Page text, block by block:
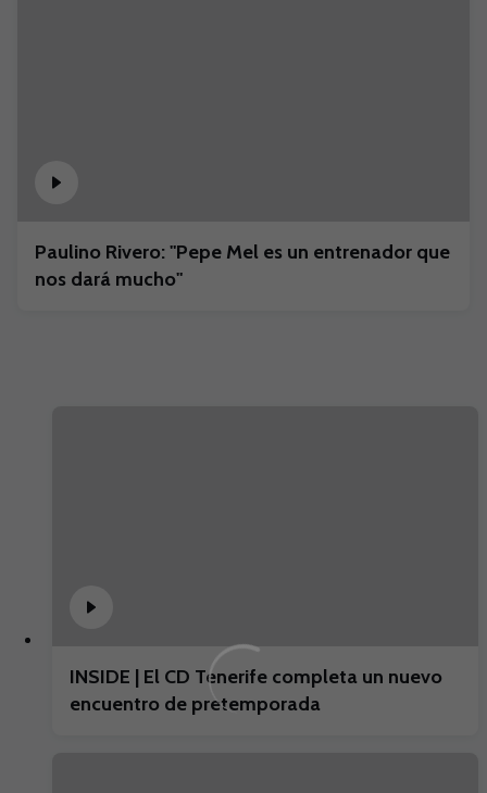
Paulino Rivero: "Pepe Mel es un entrenador que
nos dará mucho"
INSIDE | El CD Tenerife completa un nuevo
encuentro de pretemporada